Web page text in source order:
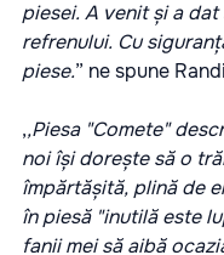
piesei. A venit și a
refrenului. Cu
piese.” ne spune
,,Piesa "Comete"
noi își dorește să o
împărtășită, plină de
în piesă "inutilă este
fanii mei să aibă